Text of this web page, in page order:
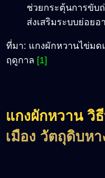
ช่วยกระตุ้นการขับ
ส่งเสริมระบบย่อยอ
ที่มา: แกงผักหวานไข่ม
ฤดูกาล [1]
แกงผักหวาน วิ
เมือง วัตถุดิบห